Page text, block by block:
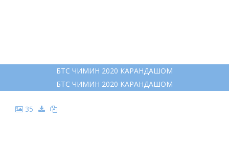
БТС ЧИМИН 2020 КАРАНДАШОМ
БТС ЧИМИН 2020 КАРАНДАШОМ
35